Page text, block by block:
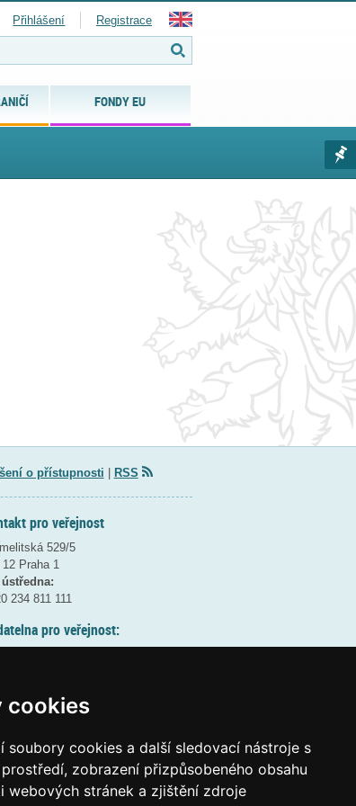
cookies
cookies a další sledovací nástroje s
zobrazení přizpůsobeného obsahu
webových stránek a zjištění zdroje
FONDY EU
Přihlášení Registrace
o přístupnosti RSS
pro veřejnost
529/5
12 Praha 1
234 811 111
pro veřejnost:
informací
podatelna:
gov cz